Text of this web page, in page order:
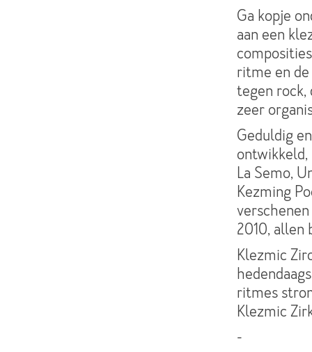
Ga kopje
aan een
ritme en
tegen
zeer
Geduldig
ontwikkeld,
La Semo,
Kezming
2010, allen
Klezmic
ritmes
Klezmic
-